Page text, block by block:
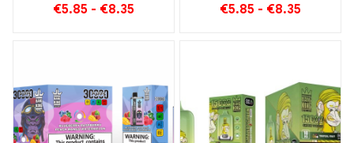
€5.85 - €8.35 €5.85 - €8.35